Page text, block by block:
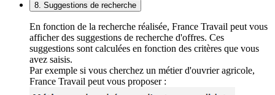
8. Suggestions de recherche
En fonction de la recherche réalisée, France Travail peut vous
afficher des suggestions de recherche d'offres. Ces
suggestions sont calculées en fonction des critères que vous
avez saisis.
Par exemple si vous cherchez un métier d'ouvrier agricole,
France Travail peut vous proposer :